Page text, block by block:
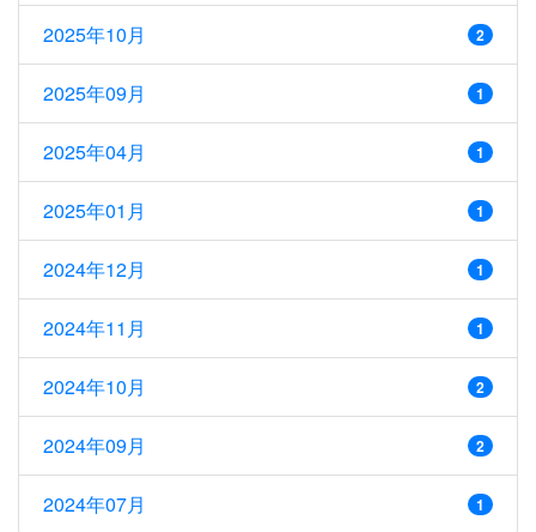
2025年10月 2
2025年09月 1
2025年04月 1
2025年01月 1
2024年12月 1
2024年11月 1
2024年10月 2
2024年09月 2
2024年07月 1